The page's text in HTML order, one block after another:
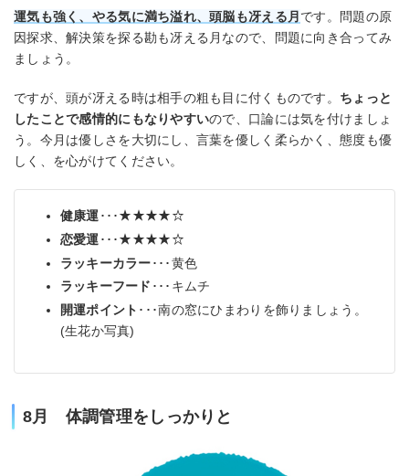
運気も強く、やる気に満ち溢れ、頭脳も冴える月 です。問題の原
因探求、解決策を探る勘も冴える月なので、問題に向き合ってみ
ましょう。
ですが、頭が冴える時は相手の粗も目に付くものです。 ちょっと
したことで感情的にもなりやすいので、口論には気を付けましょ
う。今月は優しさを大切にし、言葉を優しく柔らかく、態度も優
しく、を心がけてください。
健康運･･･★★★★☆
恋愛運･･･★★★★☆
ラッキーカラー･･･黄色
ラッキーフード ･･･キムチ
開運ポイント ･･･南の窓にひまわりを飾りましょう。
(生花か写真)
8月 体調管理をしっかりと